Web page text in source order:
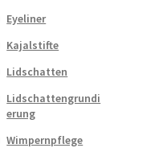
Eyeliner
Kajalstifte
Lidschatten
Lidschattengrundi
erung
Wimpernpflege